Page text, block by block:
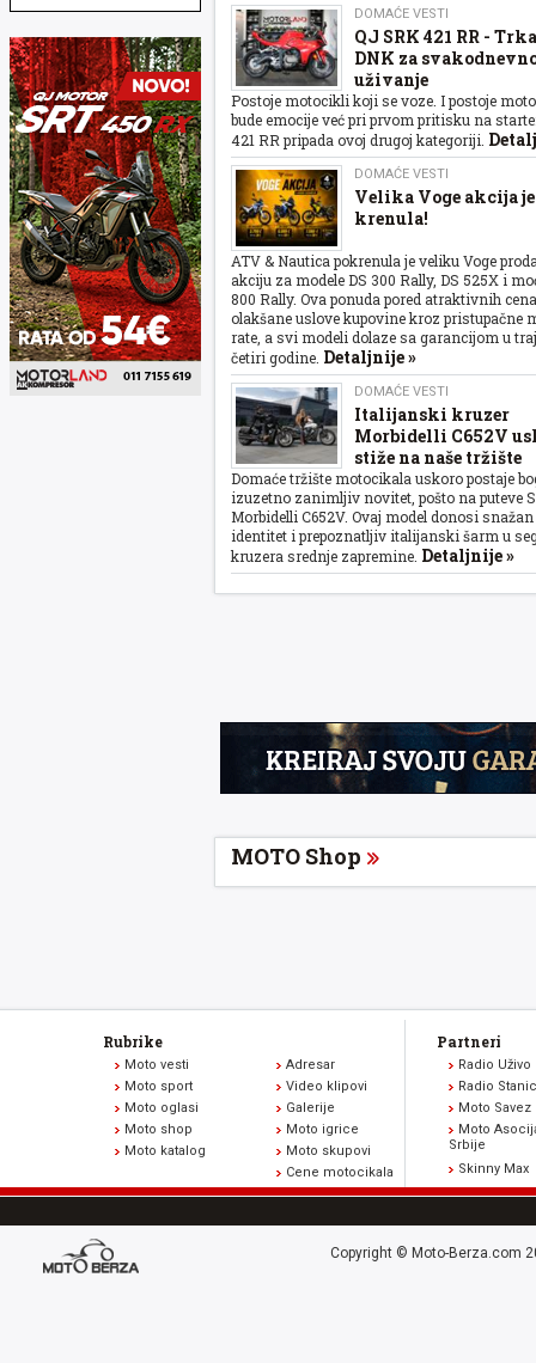
DOMAĆE VESTI
QJ SRK 421 RR -
DNK za
uživanje
Postoje motocikli koji se voze. I postoje
bude emocije već pri prvom pritisku na
421 RR pripada ovoj drugoj kategoriji.
DOMAĆE VESTI
Velika Voge akcija je
krenula!
ATV & Nautica pokrenula je veliku Voge
akciju za modele DS 300 Rally, DS 525X i
800 Rally. Ova ponuda pored atraktivnih
olakšane uslove kupovine kroz pristupačne
rate, a svi modeli dolaze sa garancijom u
četiri godine. Detaljnije »
DOMAĆE VESTI
Italijanski kruzer
Morbidelli C652V
stiže na naše tržište
Domaće tržište motocikala uskoro postaje
izuzetno zanimljiv novitet, pošto na puteve
Morbidelli C652V. Ovaj model donosi
identitet i prepoznatljiv italijanski šarm u
kruzera srednje zapremine. Detaljnije »
MOTO Shop
Rubrike
Moto vesti
Moto sport
Moto oglasi
Moto shop
Moto katalog
Adresar
Video klipovi
Galerije
Moto igrice
Moto skupovi
Cene motocikala
Partneri
Radio Uživo
Radio
Moto Savez
Moto
Srbije
Skinny Max
Copyright © Moto-Berza.com